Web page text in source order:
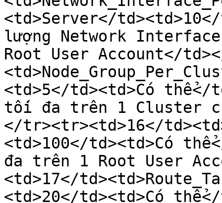
<td>Server</
lượng Network
Root User Account</
<td>5</td><td>Có thể</
tối đa trên 1 Cluster
</tr><tr><td>16</
<td>100</td><td>Có
đa trên 1 Root User
<td>17</
<td>20</td><td>Có